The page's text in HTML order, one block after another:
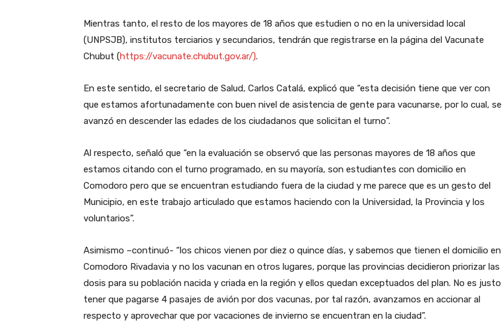
Mientras tanto, el resto de los mayores de 18 años que estudien o no en la universidad local
(UNPSJB), institutos terciarios y secundarios, tendrán que registrarse en la página del Vacunate
Chubut (https://vacunate.chubut.gov.ar/).
En este sentido, el secretario de Salud, Carlos Catalá, explicó que “esta decisión tiene que ver con
que estamos afortunadamente con buen nivel de asistencia de gente para vacunarse, por lo cual, se
avanzó en descender las edades de los ciudadanos que solicitan el turno”.
Al respecto, señaló que “en la evaluación se observó que las personas mayores de 18 años que
estamos citando con el turno programado, en su mayoría, son estudiantes con domicilio en
Comodoro pero que se encuentran estudiando fuera de la ciudad y me parece que es un gesto del
Municipio, en este trabajo articulado que estamos haciendo con la Universidad, la Provincia y los
voluntarios”.
Asimismo –continuó- “los chicos vienen por diez o quince días, y sabemos que tienen el domicilio en
Comodoro Rivadavia y no los vacunan en otros lugares, porque las provincias decidieron priorizar las
dosis para su población nacida y criada en la región y ellos quedan exceptuados del plan. No es justo
tener que pagarse 4 pasajes de avión por dos vacunas, por tal razón, avanzamos en accionar al
respecto y aprovechar que por vacaciones de invierno se encuentran en la ciudad”.